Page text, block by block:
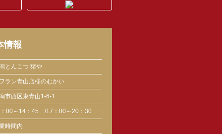
情報
とんこつ 猪や
ラン青山店様のむかい
市西区東青山1-6-1
00～14：45 /17：00～20：30
時間内